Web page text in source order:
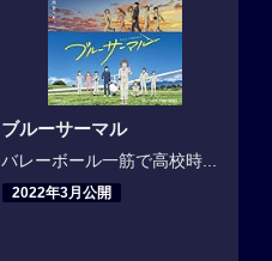
ブルーサーマル
バレーボール一筋で高校時...
2022年3月公開